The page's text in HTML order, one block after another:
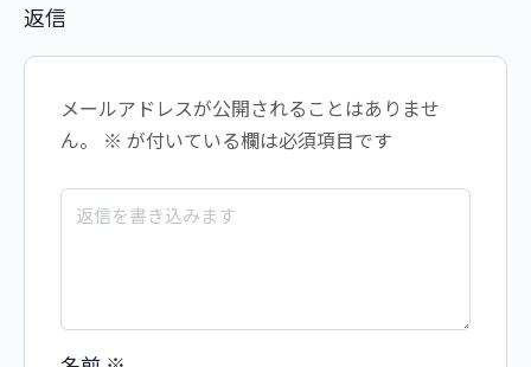
返信
メールアドレスが公開されることはありませ
ん。
※ が付いている欄は必須項目です